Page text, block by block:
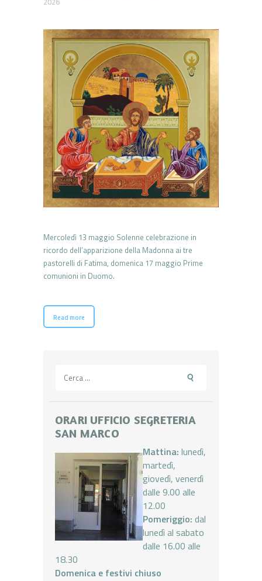
Mercoledì 13 maggio Solenne celebrazione in
ricordo dell’apparizione della Madonna ai tre
pastorelli di Fatima, domenica 17 maggio Prime
comunioni in Duomo.
Read more
per:
ORARI UFFICIO SEGRETERIA
SAN MARCO
Mattina: lunedì,
martedì,
giovedì, venerdì
dalle 9.00 alle
12.00
Pomeriggio: dal
lunedì al sabato
dalle 16.00 alle
18.30
Domenica e festivi chiuso